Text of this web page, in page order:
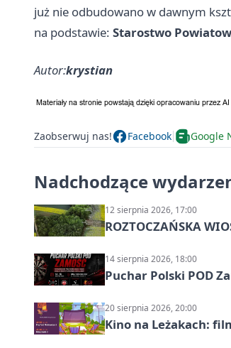
już nie odbudowano w dawnym
na podstawie: Starostwo
Autor:krystian
Zaobserwuj nas! Facebook Google
Nadchodzące
12 sierpnia 2026, 17:00
ROZTOCZAŃSKA
14 sierpnia 2026, 18:00
Puchar Polski POD
20 sierpnia 2026, 20:00
Kino na Leżakach: